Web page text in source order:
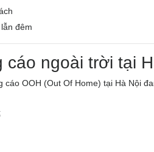
đêm
ngoài trời tại
cáo OOH (Out Of Home) tại Hà Nội